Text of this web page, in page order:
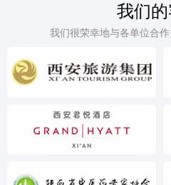
我们
我们很荣幸地与各单位合